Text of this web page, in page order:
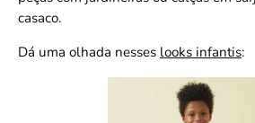
casaco.
Dá uma olhada nesses looks infantis: